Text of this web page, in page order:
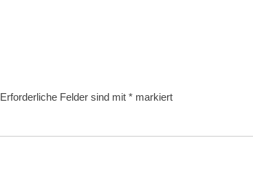
Erforderliche Felder sind mit * markiert